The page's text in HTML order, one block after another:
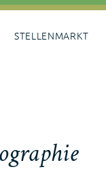
STELLENMARKT